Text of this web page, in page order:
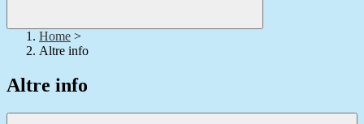
Home >
Altre info
Altre info